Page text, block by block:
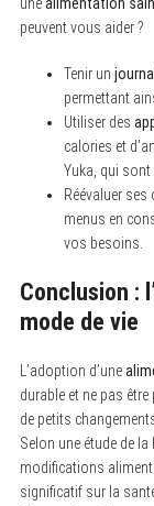
peuvent vous aider ?
Tenir un
permettant
Utiliser des
calories et
Yuka, qui sont
Réévaluer
menus en
vos besoins.
Conclusion :
mode de vie
L’adoption d’une
durable et ne pas
de petits
Selon une étude de
modifications
significatif sur la